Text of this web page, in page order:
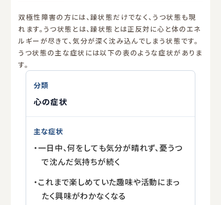
双極性障害の方には、躁状態だけでなく、うつ状態も現
れます。うつ状態とは、躁状態とは正反対に心と体のエネ
ルギーが尽きて、気分が深く沈み込んでしまう状態です。
うつ状態の主な症状には以下の表のような症状がありま
す。
心の症状
・一日中、何をしても気分が晴れず、憂うつ
で沈んだ気持ちが続く
・これまで楽しめていた趣味や活動にまっ
たく興味がわかなくなる